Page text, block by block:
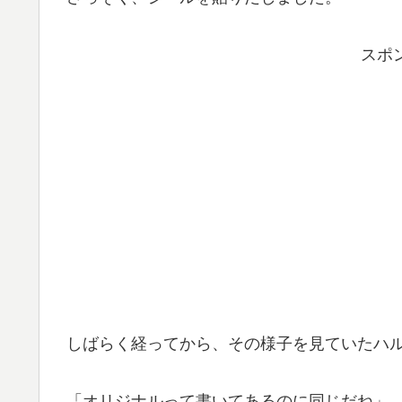
スポ
しばらく経ってから、その様子を見ていたハ